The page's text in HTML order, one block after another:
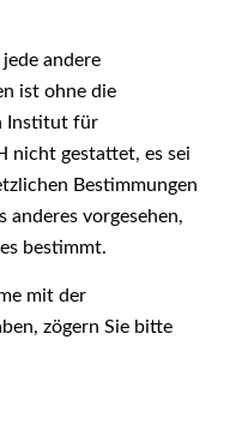
andere
ist ohne die
Institut für
nicht gestattet, es sei
Bestimmungen
vorgesehen,
bestimmt.
mit der
zögern Sie bitte